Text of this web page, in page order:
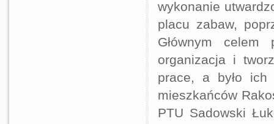
wykonanie
placu zabaw,
Głównym celem
organizacja i
prace, a było ich
mieszkańców
PTU Sadowski